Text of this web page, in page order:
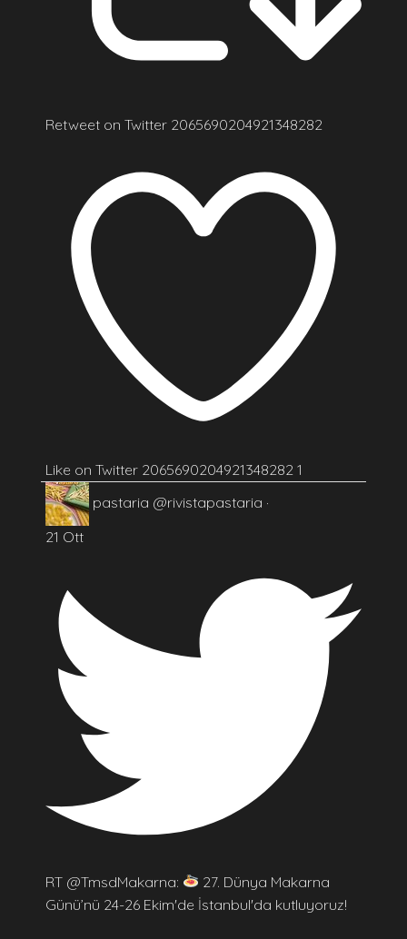
Retweet on Twitter 2065690204921348282
Like on Twitter 2065690204921348282 1
pastaria @rivistapastaria ·
21 Ott
RT @TmsdMakarna:
27. Dünya Makarna
Günü’nü 24-26 Ekim'de İstanbul'da kutluyoruz!